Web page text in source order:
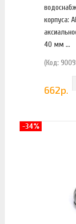
корпуса:
40 мм ...
(Код:
662р.
-34%